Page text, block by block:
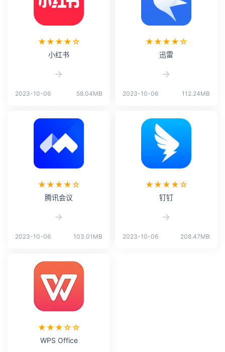
★★★★☆
小红书
2023-10-06 58.04MB
★★★★☆
迅雷
2023-10-06 112.24MB
★★★★☆
腾讯会议
2023-10-06 103.01MB
★★★★☆
钉钉
2023-10-06 208.47MB
★★★☆☆
WPS Office